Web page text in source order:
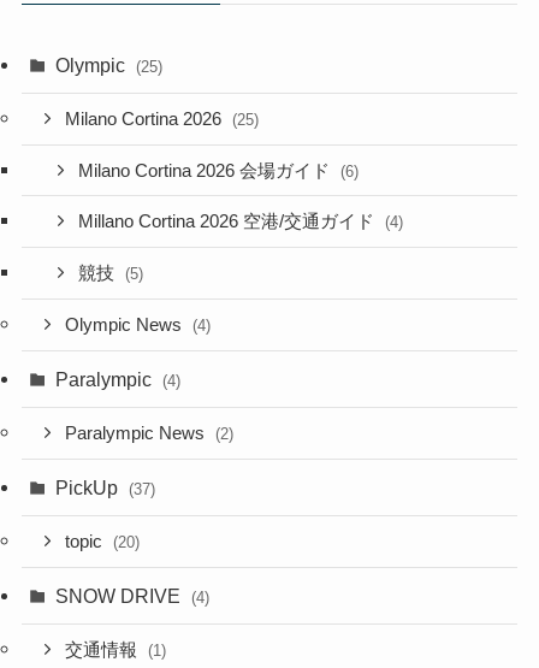
Olympic (25)
Milano Cortina 2026 (25)
Milano Cortina 2026 会場ガイド (6)
Millano Cortina 2026 空港/交通ガイド (4)
競技 (5)
Olympic News (4)
Paralympic (4)
Paralympic News (2)
PickUp (37)
topic (20)
SNOW DRIVE (4)
交通情報 (1)